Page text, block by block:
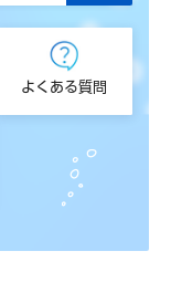
よくある質問